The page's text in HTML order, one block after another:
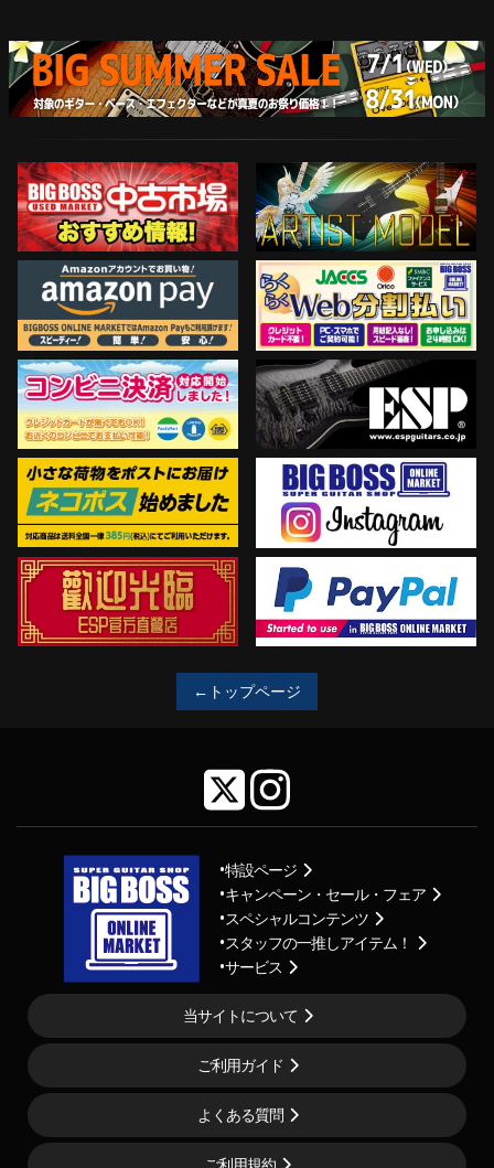
←トップページ
特設ページ
キャンペーン・セール・フェア
スペシャルコンテンツ
スタッフの一推しアイテム！
サービス
当サイトについて
ご利用ガイド
よくある質問